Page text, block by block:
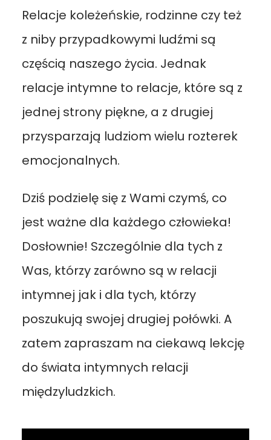
Relacje koleżeńskie, rodzinne czy też
z niby przypadkowymi ludźmi są
częścią naszego życia. Jednak
relacje intymne to relacje, które są z
jednej strony piękne, a z drugiej
przysparzają ludziom wielu rozterek
emocjonalnych.
Dziś podzielę się z Wami czymś, co
jest ważne dla każdego człowieka!
Dosłownie! Szczególnie dla tych z
Was, którzy zarówno są w relacji
intymnej jak i dla tych, którzy
poszukują swojej drugiej połówki. A
zatem zapraszam na ciekawą lekcję
do świata intymnych relacji
międzyludzkich.